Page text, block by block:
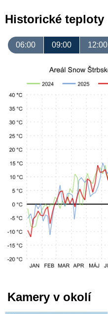
Historické teploty
06:00 09:00 12:00
Kamery v okolí